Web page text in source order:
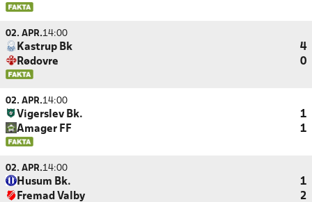
02. APR.14:00
Kastrup Bk
4
Rødovre
0
02. APR.14:00
Vigerslev Bk.
1
Amager FF
1
02. APR.14:00
Husum Bk.
1
Fremad Valby
2